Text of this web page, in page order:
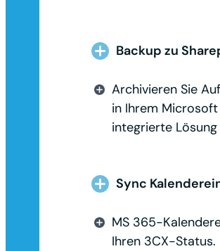
Backup zu
Archivieren Sie
in Ihrem
integrierte
Sync
MS 365-
Ihren 3CX-